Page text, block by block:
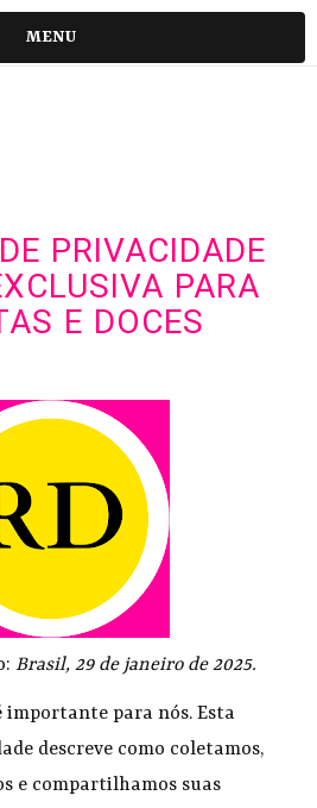
MENU
PRIVACIDADE
PARA
E DOCES
Brasil, 29 de janeiro de 2025.
importante para nós. Esta
descreve como coletamos,
e compartilhamos suas